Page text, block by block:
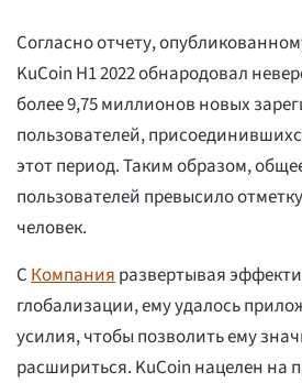
Согласно отчету,
KuCoin H1 2022 обнародовал
более 9,75 миллионов новых
пользователей,
этот период. Таким образом,
пользователей превысило
человек.
СКомпанияразвертывая
глобализации, ему удалось
усилия, чтобы позволить ему
расшириться. KuCoin нацелен на